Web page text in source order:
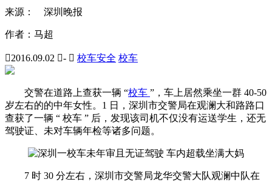
来源： 深圳晚报
作者： 马超
2016.09.02 -  校车安全 校车
交警在道路上查获一辆 “校车 ”，车上居然乘坐一群 40-50
岁左右的的中年女性。1 日，深圳市交警局在观澜大和路路口
查获了一辆 “ 校车 ” 后，发现该司机不仅没有运送学生，还无
驾驶证、未对车辆年检等诸多问题。
7 时 30 分左右，深圳市交警局龙华交警大队观澜中队在